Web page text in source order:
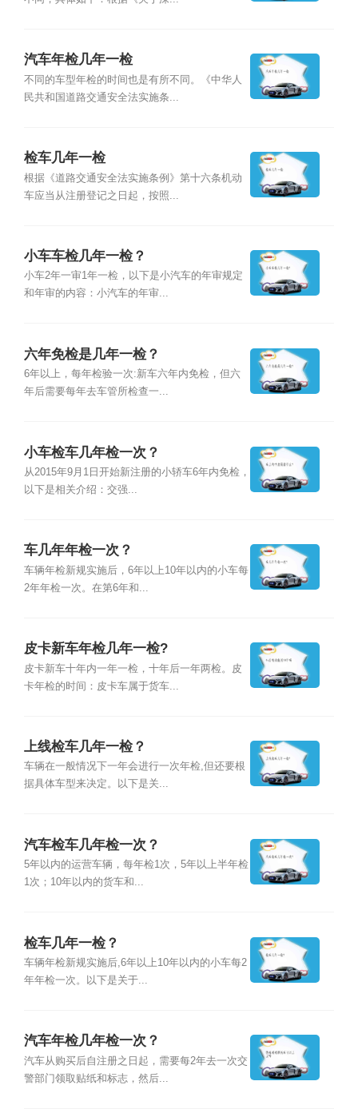
汽车年检几年一检
不同的车型年检的时间也是有所不同。《中华人
民共和国道路交通安全法实施条...
检车几年一检
根据《道路交通安全法实施条例》第十六条机动
车应当从注册登记之日起，按照...
小车车检几年一检？
小车2年一审1年一检，以下是小汽车的年审规定
和年审的内容：小汽车的年审...
六年免检是几年一检？
6年以上，每年检验一次:新车六年内免检，但六
年后需要每年去车管所检查一...
小车检车几年检一次？
从2015年9月1日开始新注册的小轿车6年内免检，
以下是相关介绍：交强...
车几年年检一次？
车辆年检新规实施后，6年以上10年以内的小车每
2年年检一次。在第6年和...
皮卡新车年检几年一检?
皮卡新车十年内一年一检，十年后一年两检。皮
卡年检的时间：皮卡车属于货车...
上线检车几年一检？
车辆在一般情况下一年会进行一次年检,但还要根
据具体车型来决定。以下是关...
汽车检车几年检一次？
5年以内的运营车辆，每年检1次，5年以上半年检
1次；10年以内的货车和...
检车几年一检？
车辆年检新规实施后,6年以上10年以内的小车每2
年年检一次。以下是关于...
汽车年检几年检一次？
汽车从购买后自注册之日起，需要每2年去一次交
警部门领取贴纸和标志，然后...